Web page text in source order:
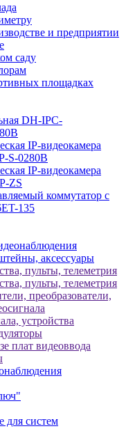
и предприятии
саду
площадках
DH-IPC-
IP-видеокамера
S-0280B
IP-видеокамера
ZS
коммутатор с
135
аксессуары
пульты, телеметрия
пульты, телеметрия
преобразователи,
устройства
плат видеоввода
для систем